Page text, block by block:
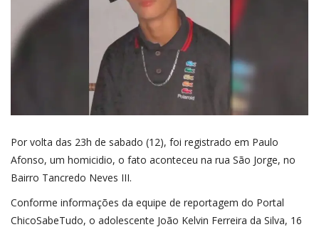
Por volta das 23h de sabado (12), foi registrado em Paulo
Afonso, um homicidio, o fato aconteceu na rua São Jorge, no
Bairro Tancredo Neves III.
Conforme informações da equipe de reportagem do Portal
ChicoSabeTudo, o adolescente João Kelvin Ferreira da Silva, 16